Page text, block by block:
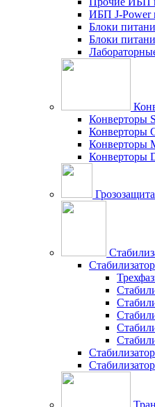
ИБП J-Power
Блоки
Блоки
Конверторы
Конверторы
Конверторы
Конверторы